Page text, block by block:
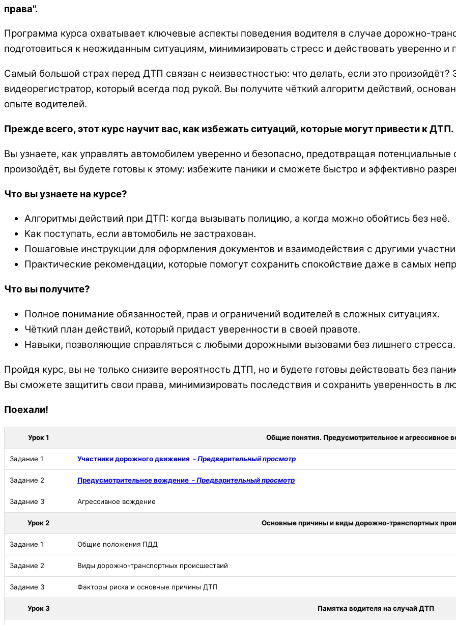
права".
Программа курса охватывает ключевые аспекты поведения водителя в случае дорожно-
подготовиться к неожиданным ситуациям, минимизировать стресс и действовать уверенно и
Самый большой страх перед ДТП связан с неизвестностью: что делать, если это
видеорегистратор, который всегда под рукой. Вы получите чёткий алгоритм действий,
опыте водителей.
Прежде всего, этот курс научит вас, как избежать ситуаций, которые могут привести к ДТП.
Вы узнаете, как управлять автомобилем уверенно и безопасно, предотвращая
произойдёт, вы будете готовы к этому: избежите паники и сможете быстро и эффективно
Что вы узнаете на курсе?
Алгоритмы действий при ДТП: когда вызывать полицию, а когда можно обойтись без неё.
Как поступать, если автомобиль не застрахован.
Пошаговые инструкции для оформления документов и взаимодействия с другими
Практические рекомендации, которые помогут сохранить спокойствие даже в самых
Что вы получите?
Полное понимание обязанностей, прав и ограничений водителей в сложных ситуациях.
Чёткий план действий, который придаст уверенности в своей правоте.
Навыки, позволяющие справляться с любыми дорожными вызовами без лишнего стресса.
Пройдя курс, вы не только снизите вероятность ДТП, но и будете готовы действовать без
Вы сможете защитить свои права, минимизировать последствия и сохранить уверенность в
Поехали!
Урок 1 Общие понятия. Предусмотрительное и агрессивное
Задание 1 Участники дорожного движения -Предварительный просмотр
Задание 2 Предусмотрительное вождение -Предварительный просмотр
Задание 3 Агрессивное вождение
Урок 2 Основные причины и виды дорожно-транспортных
Задание 1 Общие положения ПДД
Задание 2 Виды дорожно-транспортных происшествий
Задание 3 Факторы риска и основные причины ДТП
Урок 3 Памятка водителя на случай ДТП